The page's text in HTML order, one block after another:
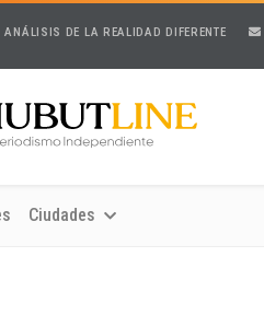
DE LA REALIDAD DIFERENTE
Ciudades